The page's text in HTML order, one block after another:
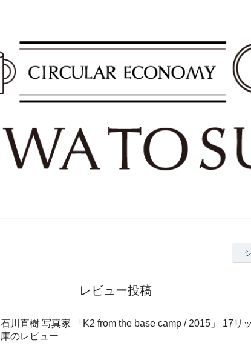
レビュー投稿
石川直樹 写真家 「K2 from the base camp / 2015」 17リ
庫のレビュー